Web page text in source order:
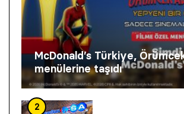
McDonald’s Türkiye,
menülerine taşıdı
2